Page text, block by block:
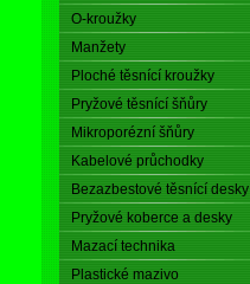
O-kroužky
Manžety
Ploché těsnící kroužky
Pryžové těsnící šňůry
Mikroporézní šňůry
Kabelové průchodky
Bezazbestové těsnící desky
Pryžové koberce a desky
Mazací technika
Plastické mazivo